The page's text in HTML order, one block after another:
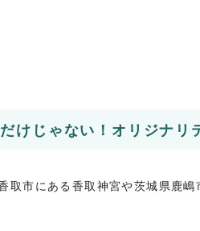
けじゃない！オリジナリ
取市にある香取神宮や茨城県鹿